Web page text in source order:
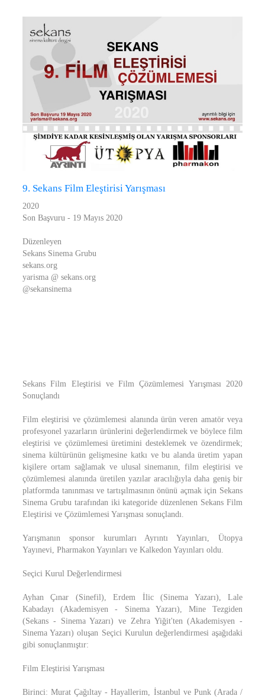
9. Sekans Film Eleştirisi Yarışması
2020
Son Başvuru - 19 Mayıs 2020
Düzenleyen
Sekans Sinema Grubu
sekans.org
yarisma @ sekans.org
@sekansinema
Sekans Film Eleştirisi ve Film Çözümlemesi Yarışması 2020
Sonuçlandı
Film eleştirisi ve çözümlemesi alanında ürün veren amatör veya
profesyonel yazarların ürünlerini değerlendirmek ve böylece film
eleştirisi ve çözümlemesi üretimini desteklemek ve özendirmek;
sinema kültürünün gelişmesine katkı ve bu alanda üretim yapan
kişilere ortam sağlamak ve ulusal sinemanın, film eleştirisi ve
çözümlemesi alanında üretilen yazılar aracılığıyla daha geniş bir
platformda tanınması ve tartışılmasının önünü açmak için Sekans
Sinema Grubu tarafından iki kategoride düzenlenen Sekans Film
Eleştirisi ve Çözümlemesi Yarışması sonuçlandı.
Yarışmanın sponsor kurumları Ayrıntı Yayınları, Ütopya
Yayınevi, Pharmakon Yayınları ve Kalkedon Yayınları oldu.
Seçici Kurul Değerlendirmesi
Ayhan Çınar (Sinefil), Erdem İlic (Sinema Yazarı), Lale
Kabadayı (Akademisyen - Sinema Yazarı), Mine Tezgiden
(Sekans - Sinema Yazarı) ve Zehra Yiğit'ten (Akademisyen -
Sinema Yazarı) oluşan Seçici Kurulun değerlendirmesi aşağıdaki
gibi sonuçlanmıştır:
Film Eleştirisi Yarışması
Birinci: Murat Çağıltay - Hayallerim, İstanbul ve Punk (Arada /